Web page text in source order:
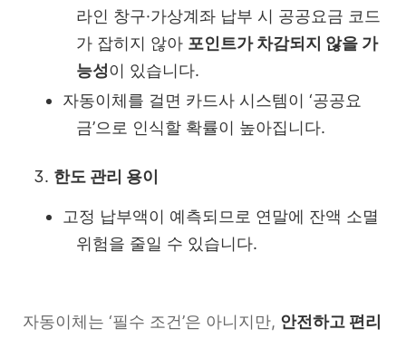
라인 창구·가상계좌 납부 시 공공요금 코드
가 잡히지 않아 포인트가 차감되지 않을 가
능성이 있습니다.
자동이체를 걸면 카드사 시스템이 ‘공공요
금’으로 인식할 확률이 높아집니다.
한도 관리 용이
고정 납부액이 예측되므로 연말에 잔액 소멸
위험을 줄일 수 있습니다.
자동이체는 ‘필수 조건’은 아니지만, 안전하고 편리